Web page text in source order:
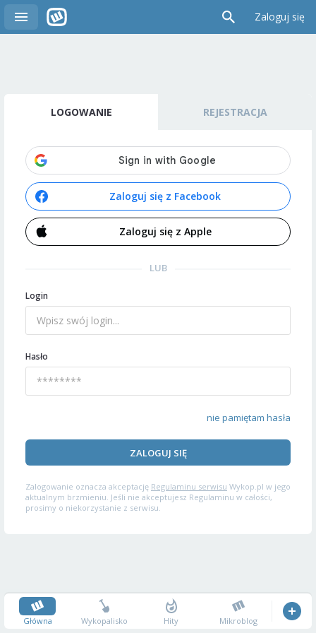
Zaloguj się
LOGOWANIE REJESTRACJA
Zaloguj się z Facebook
Zaloguj się z Apple
LUB
Login
Hasło
nie pamiętam hasła
ZALOGUJ SIĘ
Zalogowanie oznacza akceptację Regulaminu serwisu Wykop.pl w jego
aktualnym brzmieniu. Jeśli nie akceptujesz Regulaminu w całości,
prosimy o niekorzystanie z serwisu.
Główna Wykopalisko Hity Mikroblog